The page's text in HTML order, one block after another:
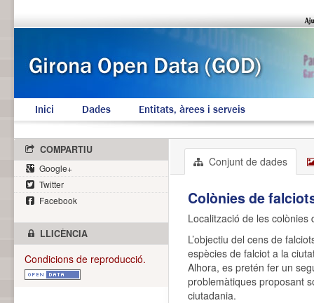
Inici Dades Entitats, àrees i serveis
Conjunt de dades
Colònies de
Localització de les
L’objectiu del cens de
espècies de falciot a la
Alhora, es pretén fer un
problemàtiques proposant
ciutadania.
COMPARTIU
Google+
Twitter
Facebook
LLICÈNCIA
Condicions de reproducció.